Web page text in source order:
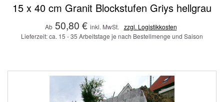
15 x 40 cm Granit Blockstufen Griys hellgrau
Ab 50,80 € inkl. MwSt.
zzgl. Logistikkosten
Lieferzeit: ca. 15 - 35 Arbeitstage je nach Bestellmenge und Saison